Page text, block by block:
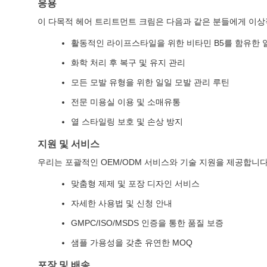
응용
이 다목적 헤어 트리트먼트 크림은 다음과 같은 분들에게 이상
활동적인 라이프스타일을 위한 비타민 B5를 함유한
화학 처리 후 복구 및 유지 관리
모든 모발 유형을 위한 일일 모발 관리 루틴
전문 미용실 이용 및 소매유통
열 스타일링 보호 및 손상 방지
지원 및 서비스
우리는 포괄적인 OEM/ODM 서비스와 기술 지원을 제공합니
맞춤형 제제 및 포장 디자인 서비스
자세한 사용법 및 신청 안내
GMPC/ISO/MSDS 인증을 통한 품질 보증
샘플 가용성을 갖춘 유연한 MOQ
포장 및 배송